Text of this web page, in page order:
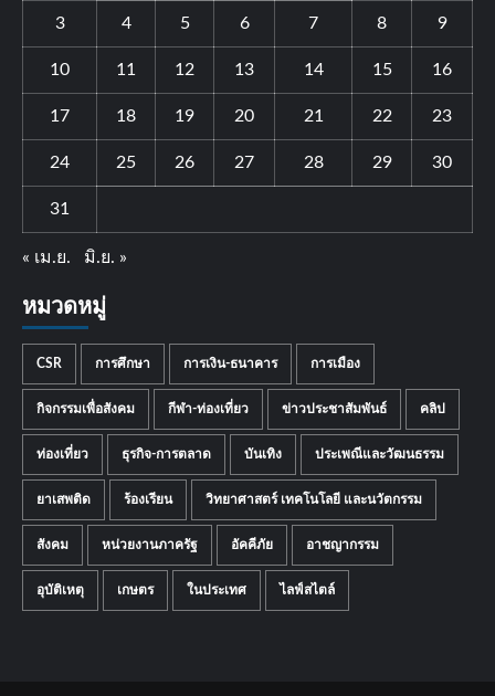
3 4 5 6 7 8 9
10 11 12 13 14 15 16
17 18 19 20 21 22 23
24 25 26 27 28 29 30
31
« เม.ย. มิ.ย. »
หมวดหมู่
CSR การศึกษา การเงิน-ธนาคาร การเมือง
กิจกรรมเพื่อสังคม กีฬา-ท่องเที่ยว ข่าวประชาสัมพันธ์ คลิป
ท่องเที่ยว ธุรกิจ-การตลาด บันเทิง ประเพณีและวัฒนธรรม
ยาเสพติด ร้องเรียน วิทยาศาสตร์ เทคโนโลยี และนวัตกรรม
สังคม หน่วยงานภาครัฐ อัคคีภัย อาชญากรรม
อุบัติเหตุ เกษตร ในประเทศ ไลฟ์สไตล์